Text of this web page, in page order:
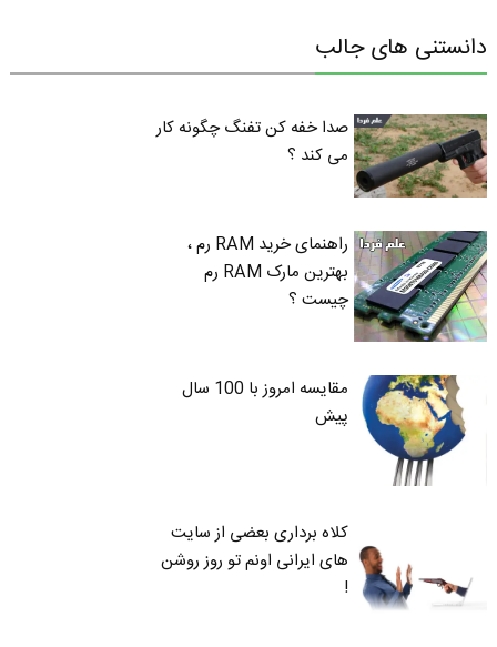
دانستنی های جالب
صدا خفه کن تفنگ چگونه کار
می کند ؟
راهنمای خرید RAM رم ،
بهترین مارک RAM رم
چیست ؟
مقایسه امروز با 100 سال
پیش
کلاه برداری بعضی از سایت
های ایرانی اونم تو روز روشن
!